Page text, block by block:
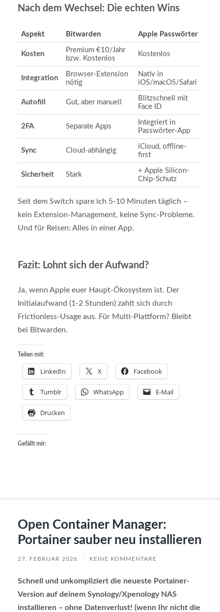
Nach dem Wechsel: Die echten Wins
Aspekt Bitwarden Apple Passwörter
Kosten
Premium €10/Jahr
bzw. Kostenlos
Kostenlos
Integration
Browser-Extension
nötig
Nativ in
iOS/macOS/Safari
Autofill Gut, aber manuell
Blitzschnell mit
Face ID
2FA Separate Apps
Integriert in
Passwörter-App
Sync Cloud-abhängig
iCloud, offline-
first
Sicherheit Stark
+ Apple Silicon-
Chip-Schutz
Seit dem Switch spare ich 5-10 Minuten täglich –
kein Extension-Management, keine Sync-Probleme.
Und für Reisen: Alles in einer App.
Fazit: Lohnt sich der Aufwand?
Ja, wenn Apple euer Haupt-Ökosystem ist. Der
Initialaufwand (1-2 Stunden) zahlt sich durch
Frictionless-Usage aus. Für Multi-Plattform? Bleibt
bei Bitwarden.
Teilen mit:
LinkedIn X Facebook
Tumblr WhatsApp E-Mail
Drucken
Gefällt mir:
Open Container Manager:
Portainer sauber neu installieren
27. FEBRUAR 2026 / KEINE KOMMENTARE
Schnell und unkompliziert die neueste Portainer-
Version auf deinem Synology/Xpenology NAS
installieren – ohne Datenverlust! (wenn Ihr nicht die